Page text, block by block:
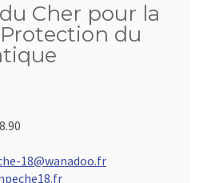
Cher pour la
du
18@wanadoo.fr